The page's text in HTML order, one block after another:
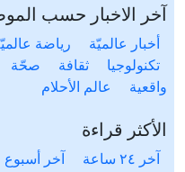
آخر الاخبار حسب
أخبار عالميّة رياضة
تكنولوجيا
ثقافة صحّة
واقعية
عالم الأحلام
الأكثر قراءة
آخر ٢٤ ساعة آخر أسبوع